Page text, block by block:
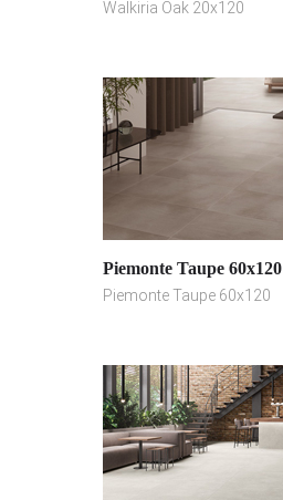
Walkiria Oak 20x120
Piemonte Taupe 60x120
Piemonte Taupe 60x120